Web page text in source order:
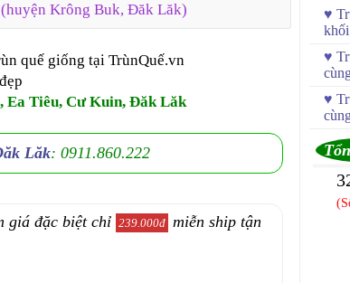
Krông Buk, Đăk Lăk)
quế giống tại TrùnQuế.vn
Ea Tiêu, Cư Kuin, Đăk Lăk
Lăk: 0911.860.222
giá đặc biệt chỉ 239.000đ miễn ship tận
♥
♥
♥